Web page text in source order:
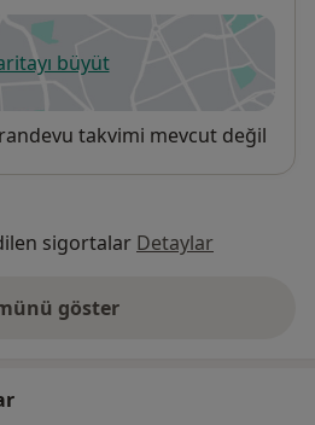
büyüt
yeni bir sekmede açılır
takvimi mevcut değil
sigortalar Detaylar
göster
adres hakkında